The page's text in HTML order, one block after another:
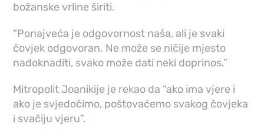
božanske vrline širiti.
“Ponajveća je odgovornost naša, ali je svaki
čovjek odgovoran. Ne može se ničije mjesto
nadoknaditi, svako može dati neki doprinos.”
Mitropolit Joanikije je rekao da “ako ima vjere i
ako je svjedočimo, poštovaćemo svakog čovjeka
i svačiju vjeru”.